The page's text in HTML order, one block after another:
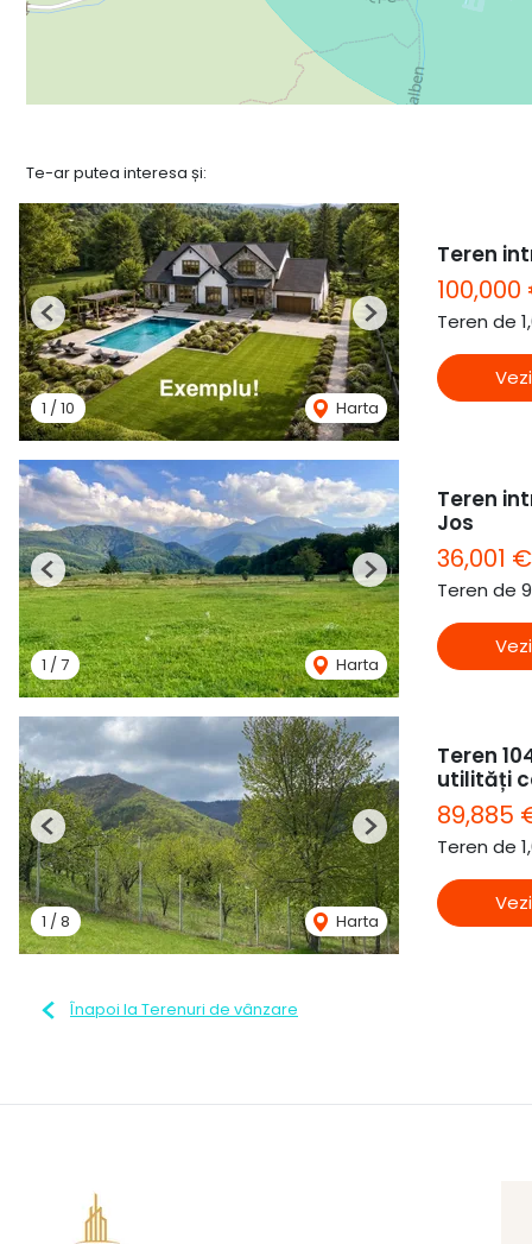
Te-ar putea interesa și:
1 /10 Harta
Previous Next
Teren
Teren de
1 /7 Harta
Previous Next
Teren
Jos
36,001 €
Teren de
1 /8 Harta
Previous Next
Teren
utilități
89,885
Teren de
Înapoi la Terenuri de vânzare